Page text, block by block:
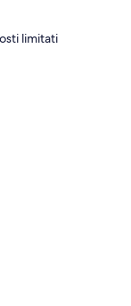
limitati